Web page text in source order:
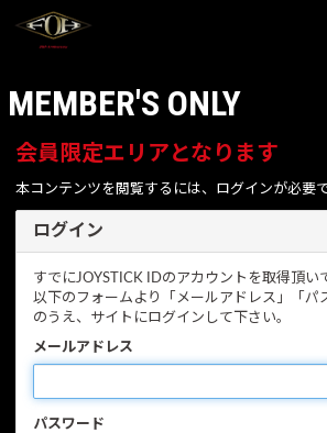
MEMBER'S ONLY
会員限定エリアとなります
本コンテンツを閲覧するには、ログインが必要で
ログイン
すでにJOYSTICK IDのアカウントを取得頂い
以下のフォームより「メールアドレス」「パ
のうえ、サイトにログインして下さい。
メールアドレス
パスワード